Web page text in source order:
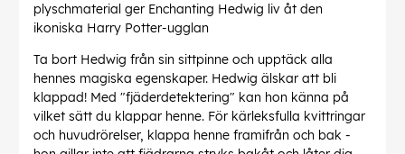
plyschmaterial ger Enchanting Hedwig liv åt den
ikoniska Harry Potter-ugglan
Ta bort Hedwig från sin sittpinne och upptäck alla
hennes magiska egenskaper. Hedwig älskar att bli
klappad! Med "fjäderdetektering" kan hon känna på
vilket sätt du klappar henne. För kärleksfulla kvittringar
och huvudrörelser, klappa henne framifrån och bak -